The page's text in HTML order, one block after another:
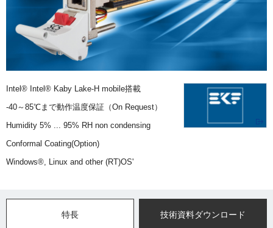
Intel® Intel® Kaby Lake-H mobile搭載
-40～85℃まで動作温度保証（On Request）
Humidity 5% ... 95% RH non condensing
Conformal Coating(Option)
Windows®, Linux and other (RT)OS'
特長 技術資料ダウンロード